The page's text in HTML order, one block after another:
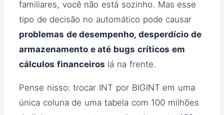
familiares, você não está sozinho. Mas esse
tipo de decisão no automático pode causar
problemas de desempenho, desperdício de
armazenamento e até bugs críticos em
cálculos financeiros lá na frente.
Pense nisso: trocar INT por BIGINT em uma
única coluna de uma tabela com 100 milhões